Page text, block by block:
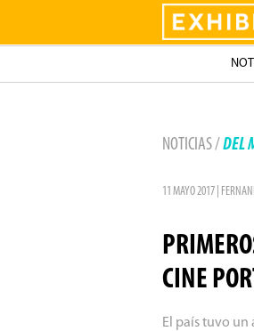
Exhibidor
NOTICIAS / DEL
11 MAYO 2017 |
CINE
El país tuvo un